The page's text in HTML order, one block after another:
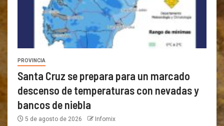
PROVINCIA
Santa Cruz se prepara para un marcado
descenso de temperaturas con nevadas y
bancos de niebla
5 de agosto de 2026 Infomix